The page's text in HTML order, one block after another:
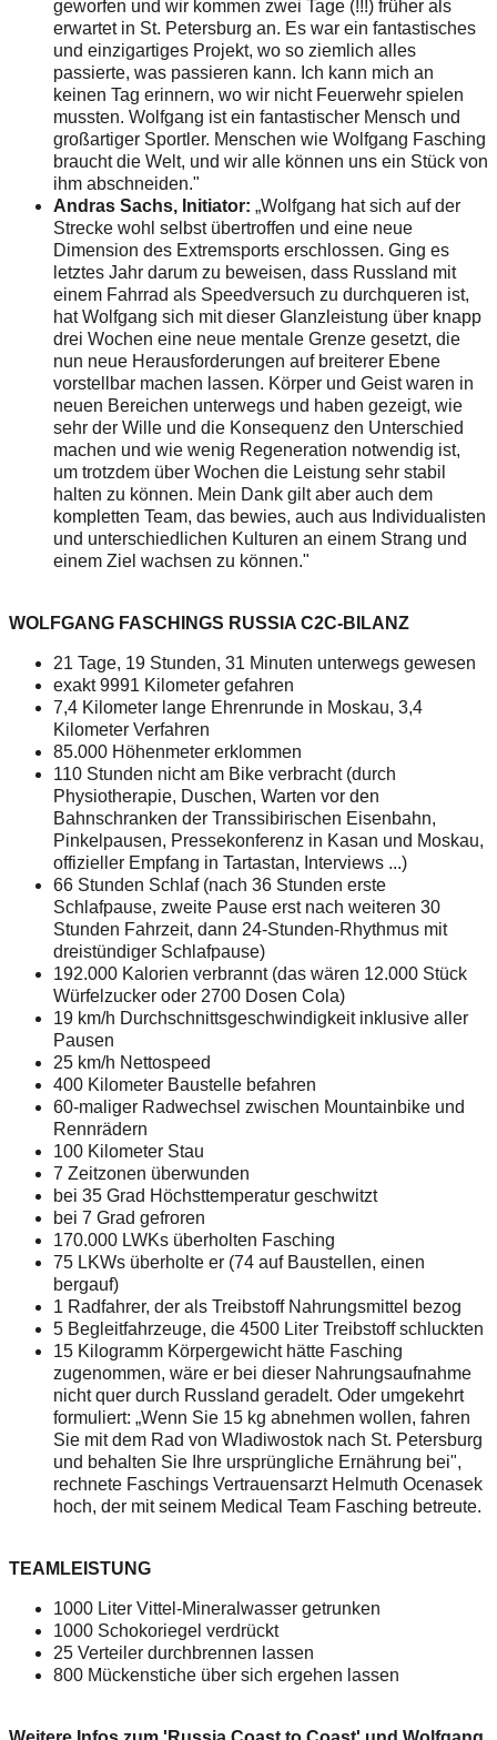
geworfen und wir kommen zwei Tage (!!!) früher als
erwartet in St. Petersburg an. Es war ein fantastisches
und einzigartiges Projekt, wo so ziemlich alles
passierte, was passieren kann. Ich kann mich an
keinen Tag erinnern, wo wir nicht Feuerwehr spielen
mussten. Wolfgang ist ein fantastischer Mensch und
großartiger Sportler. Menschen wie Wolfgang Fasching
braucht die Welt, und wir alle können uns ein Stück von
ihm abschneiden."
Andras Sachs, Initiator: „Wolfgang hat sich auf der
Strecke wohl selbst übertroffen und eine neue
Dimension des Extremsports erschlossen. Ging es
letztes Jahr darum zu beweisen, dass Russland mit
einem Fahrrad als Speedversuch zu durchqueren ist,
hat Wolfgang sich mit dieser Glanzleistung über knapp
drei Wochen eine neue mentale Grenze gesetzt, die
nun neue Herausforderungen auf breiterer Ebene
vorstellbar machen lassen. Körper und Geist waren in
neuen Bereichen unterwegs und haben gezeigt, wie
sehr der Wille und die Konsequenz den Unterschied
machen und wie wenig Regeneration notwendig ist,
um trotzdem über Wochen die Leistung sehr stabil
halten zu können. Mein Dank gilt aber auch dem
kompletten Team, das bewies, auch aus Individualisten
und unterschiedlichen Kulturen an einem Strang und
einem Ziel wachsen zu können."
WOLFGANG FASCHINGS RUSSIA C2C-BILANZ
21 Tage, 19 Stunden, 31 Minuten unterwegs gewesen
exakt 9991 Kilometer gefahren
7,4 Kilometer lange Ehrenrunde in Moskau, 3,4
Kilometer Verfahren
85.000 Höhenmeter erklommen
110 Stunden nicht am Bike verbracht (durch
Physiotherapie, Duschen, Warten vor den
Bahnschranken der Transsibirischen Eisenbahn,
Pinkelpausen, Pressekonferenz in Kasan und Moskau,
offizieller Empfang in Tartastan, Interviews ...)
66 Stunden Schlaf (nach 36 Stunden erste
Schlafpause, zweite Pause erst nach weiteren 30
Stunden Fahrzeit, dann 24-Stunden-Rhythmus mit
dreistündiger Schlafpause)
192.000 Kalorien verbrannt (das wären 12.000 Stück
Würfelzucker oder 2700 Dosen Cola)
19 km/h Durchschnittsgeschwindigkeit inklusive aller
Pausen
25 km/h Nettospeed
400 Kilometer Baustelle befahren
60-maliger Radwechsel zwischen Mountainbike und
Rennrädern
100 Kilometer Stau
7 Zeitzonen überwunden
bei 35 Grad Höchsttemperatur geschwitzt
bei 7 Grad gefroren
170.000 LWKs überholten Fasching
75 LKWs überholte er (74 auf Baustellen, einen
bergauf)
1 Radfahrer, der als Treibstoff Nahrungsmittel bezog
5 Begleitfahrzeuge, die 4500 Liter Treibstoff schluckten
15 Kilogramm Körpergewicht hätte Fasching
zugenommen, wäre er bei dieser Nahrungsaufnahme
nicht quer durch Russland geradelt. Oder umgekehrt
formuliert: „Wenn Sie 15 kg abnehmen wollen, fahren
Sie mit dem Rad von Wladiwostok nach St. Petersburg
und behalten Sie Ihre ursprüngliche Ernährung bei",
rechnete Faschings Vertrauensarzt Helmuth Ocenasek
hoch, der mit seinem Medical Team Fasching betreute.
TEAMLEISTUNG
1000 Liter Vittel-Mineralwasser getrunken
1000 Schokoriegel verdrückt
25 Verteiler durchbrennen lassen
800 Mückenstiche über sich ergehen lassen